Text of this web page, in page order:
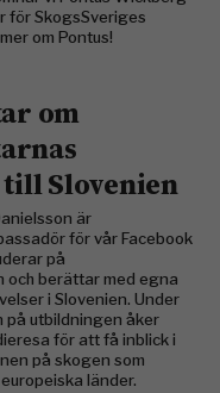
för SkogsSveriges
om Pontus!
om
Slovenien
är
för vår Facebook
på
och berättar med egna
i Slovenien. Under
på utbildningen åker
för att få inblick i
på skogen som
länder.